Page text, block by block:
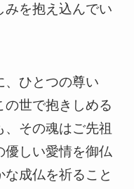
みを抱え込んでい
、ひとつの尊い
の世で抱きしめる
その魂はご先祖
優しい愛情を御仏
な成仏を祈ること